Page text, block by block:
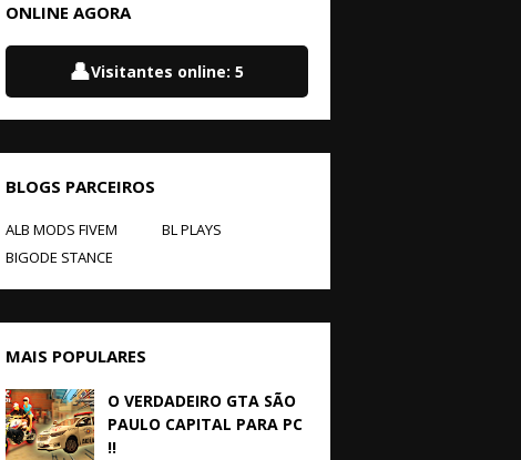
ONLINE AGORA
👤Visitantes online:5
BLOGS PARCEIROS
ALB MODS FIVEM
BL PLAYS
BIGODE STANCE
MAIS POPULARES
O VERDADEIRO GTA SÃO
PAULO CAPITAL PARA PC
!!